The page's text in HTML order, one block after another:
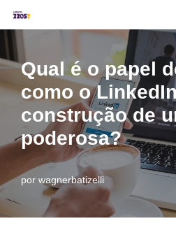
Pular
para
conteúdo
Qual é o papel
como o
construção de
poderosa?
por wagnerbatizelli